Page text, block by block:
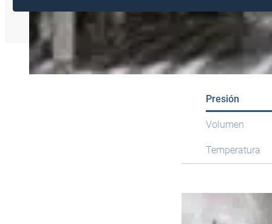
Presión
Volumen
Temperatura